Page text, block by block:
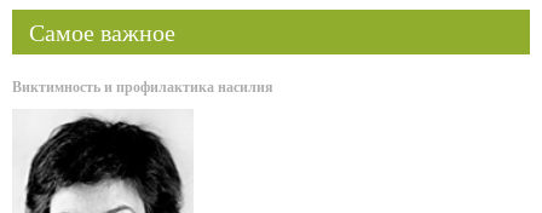
Самое важное
Виктимность и профилактика насилия